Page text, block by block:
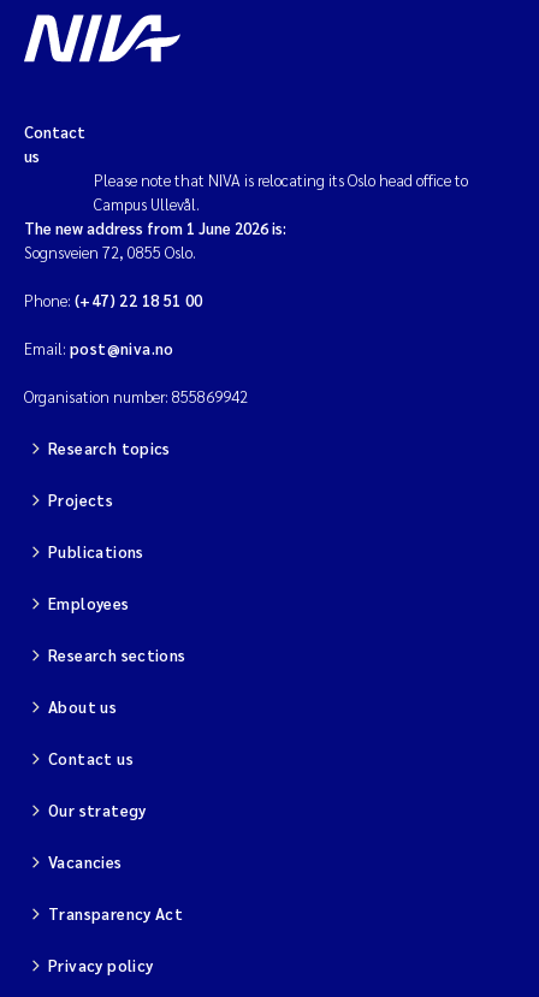
Anne Luise Ribeiro
Camilla H C Hagman
Saskia Trubbach
Dag Øystein Hjermann
Magnus Dahler Norling
Marianne Olsen
Malcolm Reid
Viviane Girardin
Isabel Seifert-Dähnn
Contact
us
Please note that NIVA is relocating its Oslo head office to
Campus Ullevål.
The new address from 1 June 2026 is:
Sognsveien 72, 0855 Oslo.
Phone: (+47) 22 18 51 00
Email: post@niva.no
Organisation number: 855869942
Research topics
Projects
Publications
Employees
Research sections
About us
Contact us
Our strategy
Vacancies
Transparency Act
Privacy policy